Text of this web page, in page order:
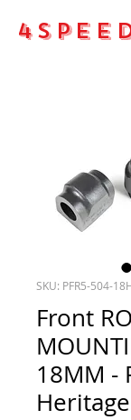
SKU: PFR5-504-
Front
18MM -